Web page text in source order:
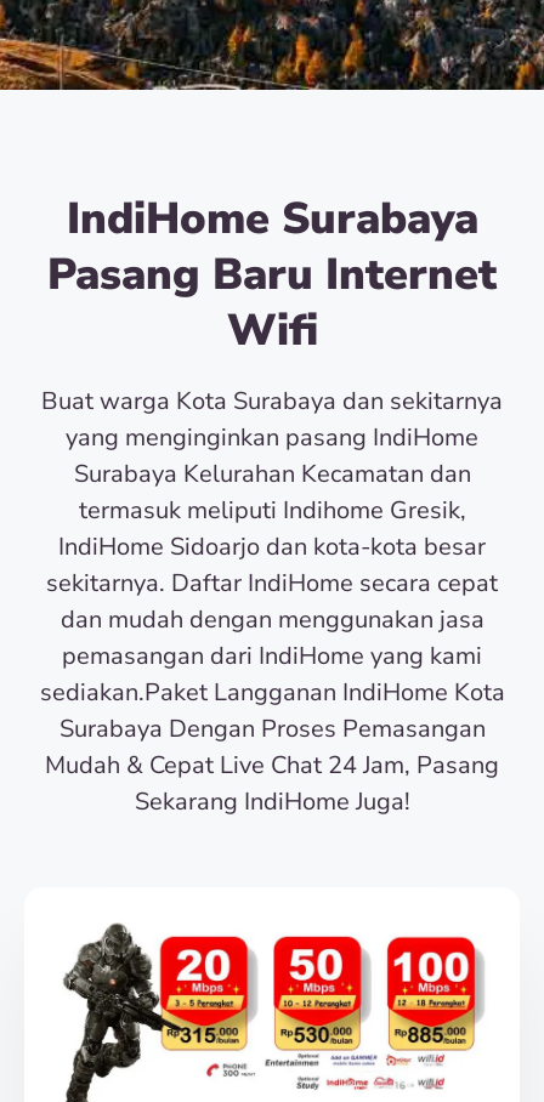
IndiHome Surabaya
Pasang Baru Internet
Wifi
Buat warga Kota Surabaya dan sekitarnya
yang menginginkan pasang IndiHome
Surabaya Kelurahan Kecamatan dan
termasuk meliputi Indihome Gresik,
IndiHome Sidoarjo dan kota-kota besar
sekitarnya. Daftar IndiHome secara cepat
dan mudah dengan menggunakan jasa
pemasangan dari IndiHome yang kami
sediakan.Paket Langganan IndiHome Kota
Surabaya Dengan Proses Pemasangan
Mudah & Cepat Live Chat 24 Jam, Pasang
Sekarang IndiHome Juga!